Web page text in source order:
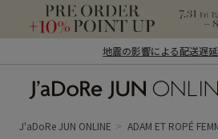
地震の影響による配送遅
ン オンライン）
J'aDoRe JUN ONLINE ADAM ET ROPÉ